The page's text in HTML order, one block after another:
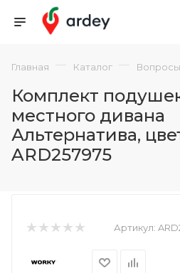
Главная — Каталог —
Комплект
местного дивана
Альтернатива,
ARD257975
Артикул: